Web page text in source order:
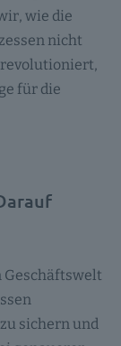
wie die
nicht
für die
Geschäftswelt
sichern und